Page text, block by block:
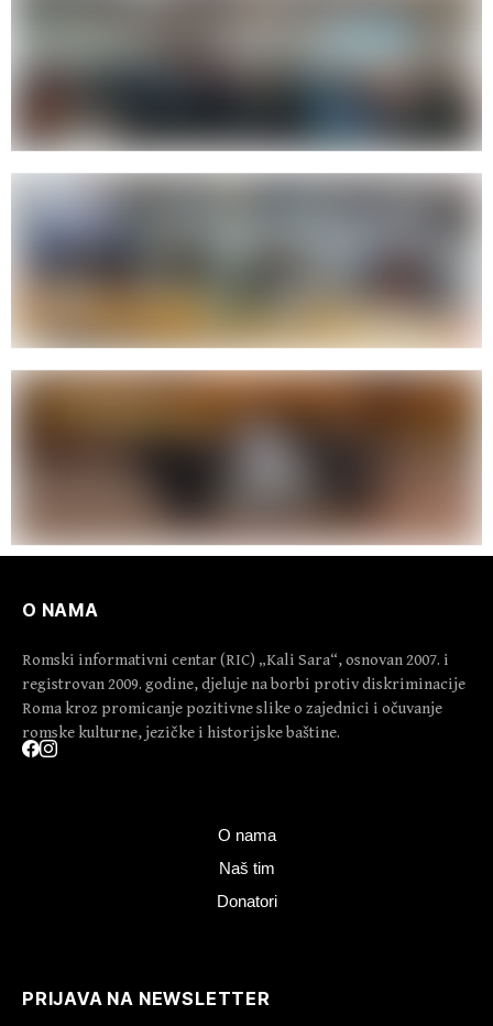
O NAMA
Romski informativni centar (RIC) „Kali Sara“, osnovan 2007. i
registrovan 2009. godine, djeluje na borbi protiv diskriminacije
Roma kroz promicanje pozitivne slike o zajednici i očuvanje
romske kulturne, jezičke i historijske baštine.
O nama
Naš tim
Donatori
PRIJAVA NA NEWSLETTER